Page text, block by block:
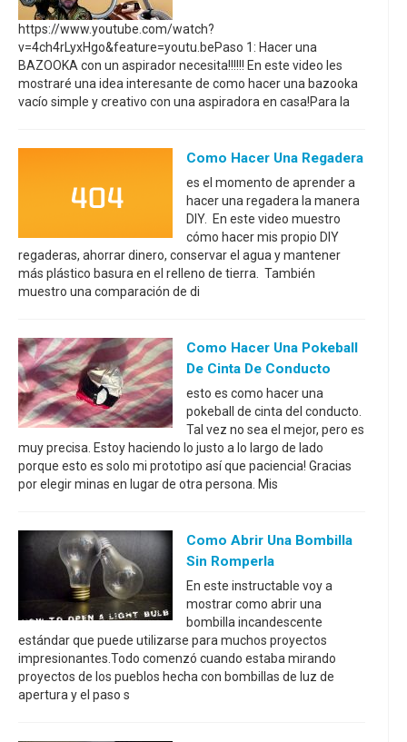
https://www.youtube.com/watch?
v=4ch4rLyxHgo&feature=youtu.bePaso 1: Hacer una
BAZOOKA con un aspirador necesita!!!!!! En este video les
mostraré una idea interesante de como hacer una bazooka
vacío simple y creativo con una aspiradora en casa!Para la
Como Hacer Una Regadera
es el momento de aprender a
hacer una regadera la manera
DIY. En este video muestro
cómo hacer mis propio DIY
regaderas, ahorrar dinero, conservar el agua y mantener
más plástico basura en el relleno de tierra. También
muestro una comparación de di
Como Hacer Una Pokeball
De Cinta De Conducto
esto es como hacer una
pokeball de cinta del conducto.
Tal vez no sea el mejor, pero es
muy precisa. Estoy haciendo lo justo a lo largo de lado
porque esto es solo mi prototipo así que paciencia! Gracias
por elegir minas en lugar de otra persona. Mis
Como Abrir Una Bombilla
Sin Romperla
En este instructable voy a
mostrar como abrir una
bombilla incandescente
estándar que puede utilizarse para muchos proyectos
impresionantes.Todo comenzó cuando estaba mirando
proyectos de los pueblos hecha con bombillas de luz de
apertura y el paso s